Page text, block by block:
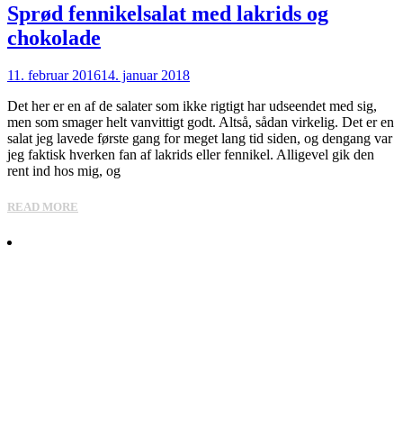
Sprød fennikelsalat med lakrids og
chokolade
11. februar 201614. januar 2018
Det her er en af de salater som ikke rigtigt har udseendet med sig,
men som smager helt vanvittigt godt. Altså, sådan virkelig. Det er en
salat jeg lavede første gang for meget lang tid siden, og dengang var
jeg faktisk hverken fan af lakrids eller fennikel. Alligevel gik den
rent ind hos mig, og
READ MORE